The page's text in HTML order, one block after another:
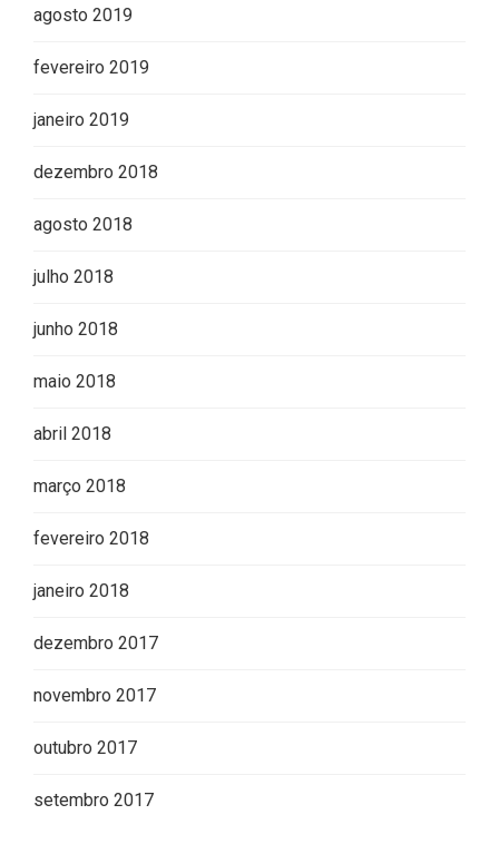
agosto 2019
fevereiro 2019
janeiro 2019
dezembro 2018
agosto 2018
julho 2018
junho 2018
maio 2018
abril 2018
março 2018
fevereiro 2018
janeiro 2018
dezembro 2017
novembro 2017
outubro 2017
setembro 2017